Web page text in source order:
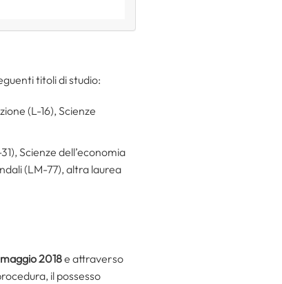
titoli di studio:
(L-16), Scienze
Scienze dell’economia
(LM-77), altra laurea
2018e attraverso
il possesso